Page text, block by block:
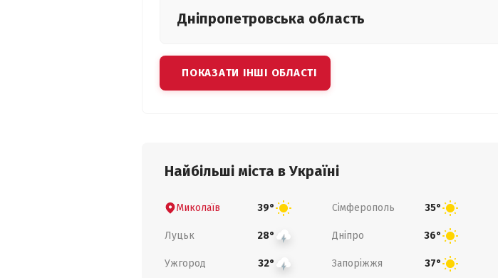
Дніпропетровська область
ПОКАЗАТИ ІНШІ ОБЛАСТІ
Найбільші міста в Україні
Миколаїв 39° Сімферополь 35°
Луцьк 28° Дніпро 36°
Ужгород 32° Запоріжжя 37°